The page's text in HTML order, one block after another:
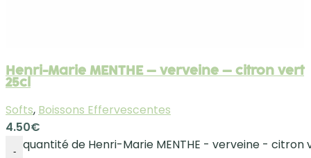
Henri-Marie MENTHE – verveine – citron vert
25cl
Softs, Boissons Effervescentes
4.50€
-
quantité de Henri-Marie MENTHE - verveine - citron